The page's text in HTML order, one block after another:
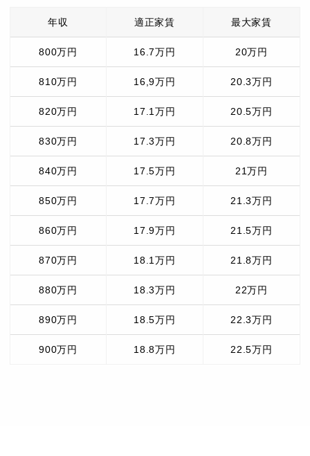
年収 適正家賃 最大家賃
800万円 16.7万円 20万円
810万円 16,9万円 20.3万円
820万円 17.1万円 20.5万円
830万円 17.3万円 20.8万円
840万円 17.5万円 21万円
850万円 17.7万円 21.3万円
860万円 17.9万円 21.5万円
870万円 18.1万円 21.8万円
880万円 18.3万円 22万円
890万円 18.5万円 22.3万円
900万円 18.8万円 22.5万円